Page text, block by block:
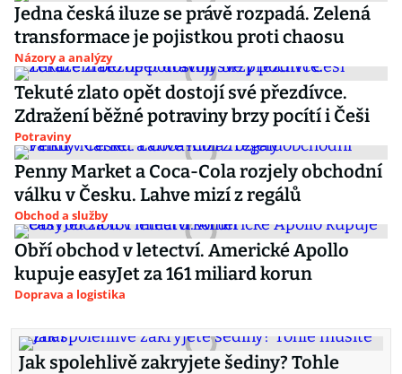
Jedna česká iluze se právě rozpadá. Zelená
transformace je pojistkou proti chaosu
Názory a analýzy
Tekuté zlato opět dostojí své přezdívce.
Zdražení běžné potraviny brzy pocítí i Češi
Potraviny
Penny Market a Coca-Cola rozjely obchodní
válku v Česku. Lahve mizí z regálů
Obchod a služby
Obří obchod v letectví. Americké Apollo
kupuje easyJet za 161 miliard korun
Doprava a logistika
Jak spolehlivě zakryjete šediny? Tohle